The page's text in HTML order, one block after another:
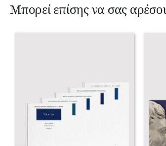
Μπορεί επίσης να σας